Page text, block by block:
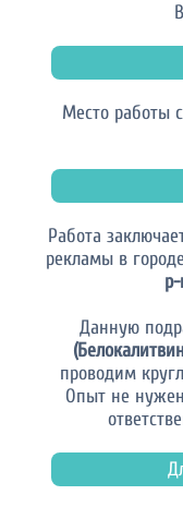
Место работы
Работа
рекламы в городе
Данную
проводим
Опыт не